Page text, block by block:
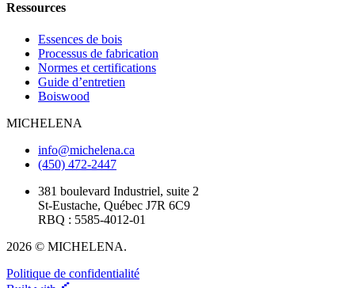
Ressources
Essences de bois
Processus de fabrication
Normes et certifications
Guide d’entretien
Boiswood
MICHELENA
info@michelena.ca
(450) 472-2447
381 boulevard Industriel, suite 2
St-Eustache, Québec J7R 6C9
RBQ : 5585-4012-01
2026 © MICHELENA.
Politique de confidentialité